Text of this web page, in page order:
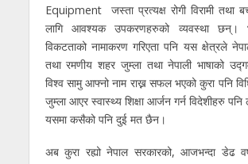
Equipment जस्ता प्रत्यक्ष रोगी विरामी तथा
लागि आवश्यक उपकरणहरुको व्यवस्था छन्।
विकटताको नामाकरण गरिएता पनि यस क्षेत्रले
तथा रमणीय शहर जुम्ला तथा नेपाली भाषाको
विश्व सामु आफ्नो नाम राख्न सफल भएको कुरा पनि
जुम्ला आएर स्वास्थ्य शिक्षा आर्जन गर्न विदेशीहरु
यसमा कसैको पनि दुई मत छैन।
अब कुरा रह्यो नेपाल सरकारको, आजभन्दा डेढ